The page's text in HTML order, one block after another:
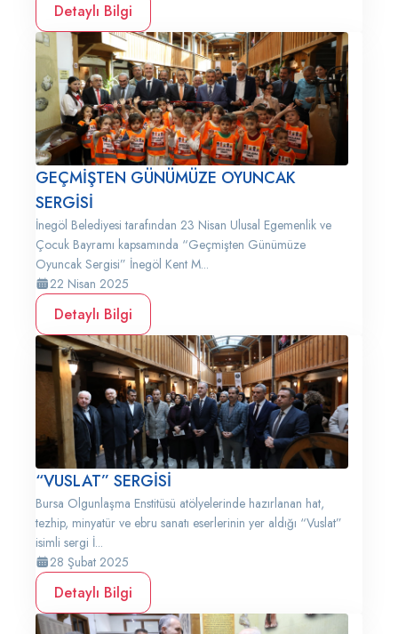
Detaylı Bilgi
GEÇMİŞTEN GÜNÜMÜZE OYUNCAK
SERGİSİ
İnegöl Belediyesi tarafından 23 Nisan Ulusal Egemenlik ve
Çocuk Bayramı kapsamında “Geçmişten Günümüze
Oyuncak Sergisi” İnegöl Kent M...
22 Nisan 2025
Detaylı Bilgi
“VUSLAT” SERGİSİ
Bursa Olgunlaşma Enstitüsü atölyelerinde hazırlanan hat,
tezhip, minyatür ve ebru sanatı eserlerinin yer aldığı “Vuslat”
isimli sergi İ...
28 Şubat 2025
Detaylı Bilgi